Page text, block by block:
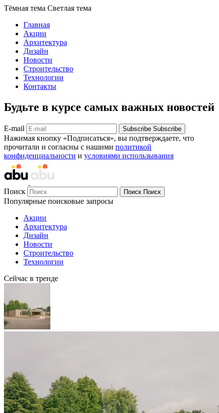
Тёмная тема Светлая тема
Главная
Акции
Архитектура
Дизайн
Новости
Строительство
Технологии
Контакты
Будьте в курсе самых важных новостей
E-mail Subscribe Subscribe
Нажимая кнопку «Подписаться», вы подтверждаете, что
прочитали и согласны с нашими политикой
конфиденциальности и условиями использывания
Поиск Поиск Поиск
Популярные поисковые запросы
Акции
Архитектура
Дизайн
Новости
Строительство
Технологии
Сейчас в тренде